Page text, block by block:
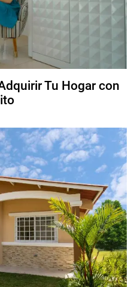
Tu Hogar con